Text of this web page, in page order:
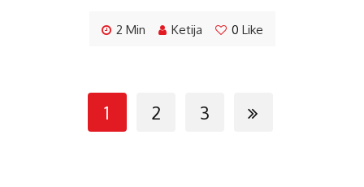
2 Min Ketija 0 Like
1 2 3